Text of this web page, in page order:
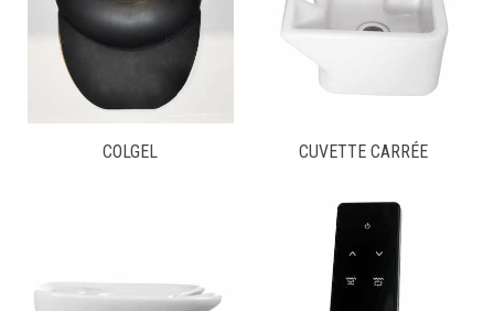
COLGEL CUVETTE CARRÉE